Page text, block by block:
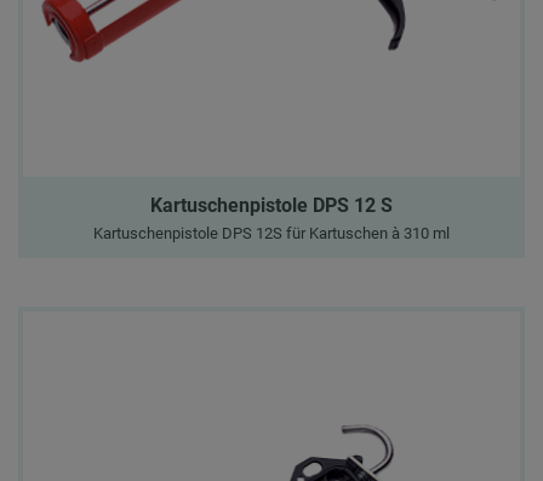
Kartuschenpistole DPS 12 S
Kartuschenpistole DPS 12S für Kartuschen à 310 ml